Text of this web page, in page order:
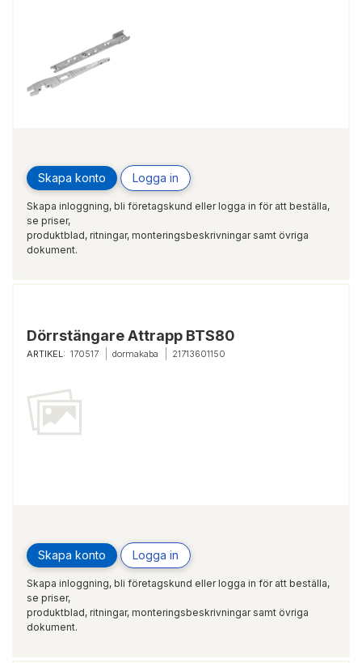
Skapa konto Logga in
Skapa inloggning, bli företagskund eller logga in för att beställa,
se priser,
produktblad, ritningar, monteringsbeskrivningar samt övriga
dokument.
Dörrstängare Attrapp BTS80
ARTIKEL: 170517 dormakaba 21713601150
Skapa konto Logga in
Skapa inloggning, bli företagskund eller logga in för att beställa,
se priser,
produktblad, ritningar, monteringsbeskrivningar samt övriga
dokument.